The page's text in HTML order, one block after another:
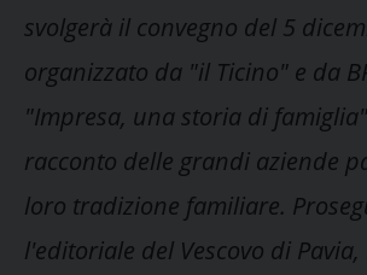
svolgerà il convegno del 5
organizzato da "il Ticino" e da
"Impresa, una storia di
racconto delle grandi aziende
loro tradizione familiare.
l'editoriale del Vescovo di Pavia,